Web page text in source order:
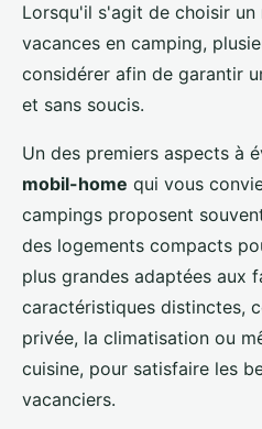
Lorsqu'il s'agit de choisir un
vacances en camping,
considérer afin de garantir
et sans soucis.
Un des premiers aspects à
mobil-home qui vous
campings proposent
des logements compacts
plus grandes adaptées aux
caractéristiques distinctes,
privée, la climatisation ou
cuisine, pour satisfaire les
vacanciers.